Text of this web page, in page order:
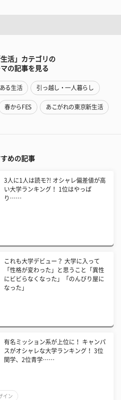
生活」カテゴリの
の記事を見る
る生活 引っ越し・一人暮らし
春からFES あこがれの東京新生活
めの記事
3人に1人は読モ?! オシャレ偏差値が高
い大学ランキング！ 1位はやっぱ
り……
これも大学デビュー？ 大学に入って
「性格が変わった」と思うこと「異性
にビビらなくなった」「のんびり屋に
なった」
有名ミッション系が上位に！ キャンパ
スがオシャレな大学ランキング！ 3位
関学、2位青学……
イン